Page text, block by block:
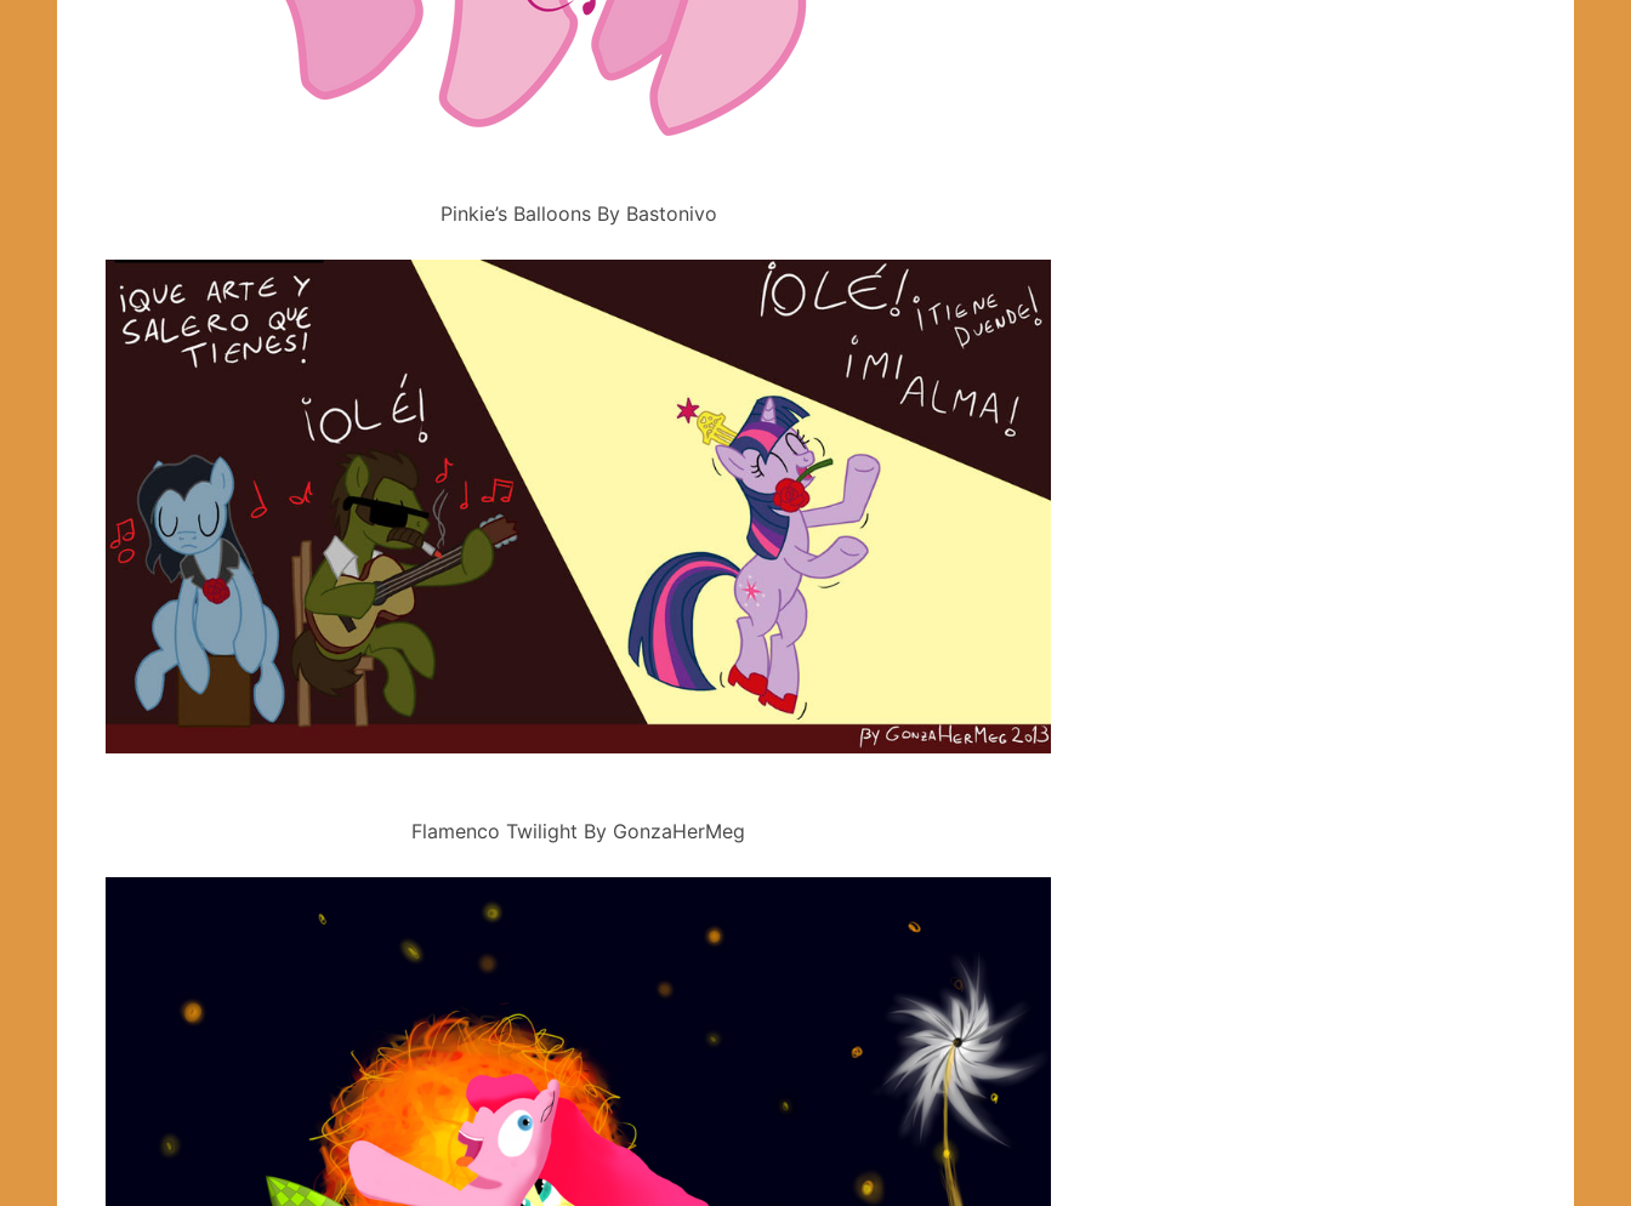
Pinkie’s Balloons By Bastonivo
Flamenco Twilight By GonzaHerMeg